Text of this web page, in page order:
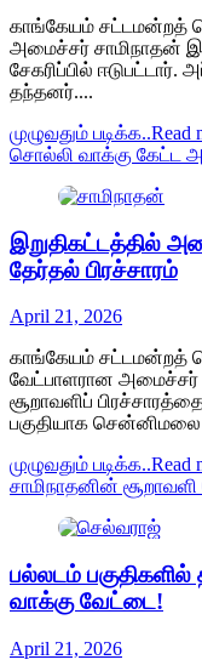
காங்கேயம் சட்டமன்றத்
அமைச்சர் சாமிநாதன்
சேகரிப்பில்
தந்தனர்....
முழுவதும் படிக்க..
சொல்லி வாக்கு கேட்ட
இறுதிகட்டத்தில்
தேர்தல் பிரச்சாரம்
April 21, 2026
காங்கேயம் சட்டமன்றத்
வேட்பாளரான அமைச்சர்
சூறாவளிப்
பகுதியாக சென்னிமலை
முழுவதும் படிக்க..Read
சாமிநாதனின் சூறாவளி
பல்லடம்
வாக்கு வேட்டை!
April 21, 2026